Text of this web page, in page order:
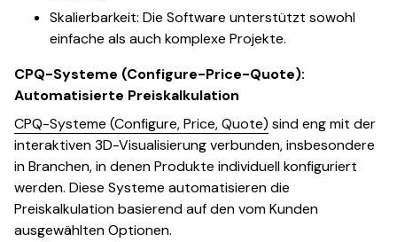
Skalierbarkeit: Die Software unterstützt sowohl
einfache als auch komplexe Projekte.
CPQ-Systeme (Configure-Price-Quote):
Automatisierte Preiskalkulation
CPQ-Systeme (Configure, Price, Quote) sind eng mit der
interaktiven 3D-Visualisierung verbunden, insbesondere
in Branchen, in denen Produkte individuell konfiguriert
werden. Diese Systeme automatisieren die
Preiskalkulation basierend auf den vom Kunden
ausgewählten Optionen.